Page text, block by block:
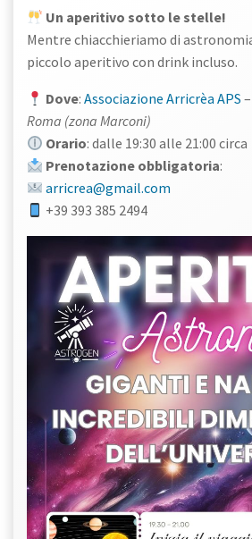
Un aperitivo sotto le stelle!
Mentre chiacchieriamo di
piccolo aperitivo con drink incluso.
Dove:Associazione Arricrèa APS –
Roma (zona Marconi)
Orario: dalle 19:30 alle 21:00 circa
Prenotazione obbligatoria:
arricrea@gmail.com
+39 393 385 2494